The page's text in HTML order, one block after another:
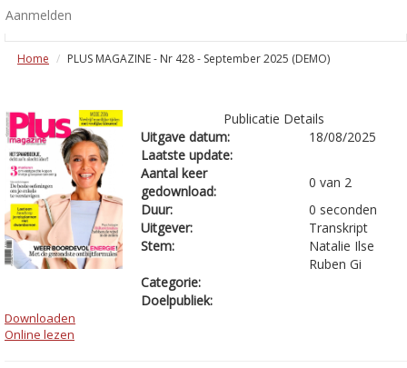
Aanmelden
Home PLUS MAGAZINE - Nr 428 - September 2025 (DEMO)
Publicatie Details
Uitgave datum:
18/08/2025
Laatste update:
Aantal keer
gedownload:
0 van 2
Duur:
0 seconden
Uitgever:
Transkript
Stem:
Natalie Ilse
Ruben Gi
Categorie:
Doelpubliek:
Downloaden
Online lezen